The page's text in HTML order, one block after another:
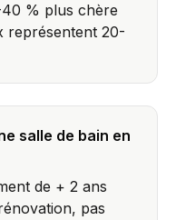
% plus chère
représentent 20-
salle de bain en
de + 2 ans
pas